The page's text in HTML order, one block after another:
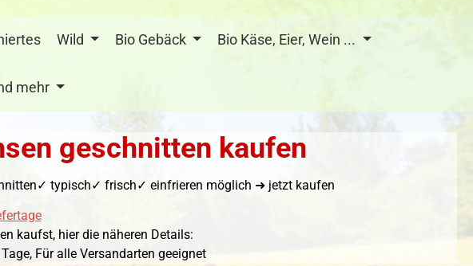
Wild Bio Gebäck Bio Käse, Eier, Wein ...
mehr
geschnitten kaufen
typisch✓ frisch✓ einfrieren möglich ➜ jetzt kaufen
kaufst, hier die näheren Details:
Für alle Versandarten geeignet